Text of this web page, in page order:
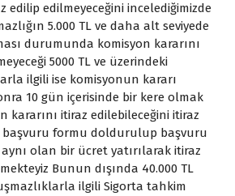
edilip edilmeyeceğini incelediğimizde
5.000 TL ve daha alt seviyede
durumunda komisyon kararını
5000 TL ve üzerindeki
ilgili ise komisyonun kararı
10 gün içerisinde bir kere olmak
kararını itiraz edilebileceğini itiraz
başvuru formu doldurulup başvuru
olan bir ücret yatırılarak itiraz
Bunun dışında 40.000 TL
ilgili Sigorta tahkim